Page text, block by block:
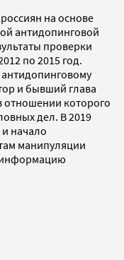
на основе
антидопинговой
проверки
по 2015 год.
и бывший глава
отношении которого
дел. В 2019
начало
манипуляции
информацию